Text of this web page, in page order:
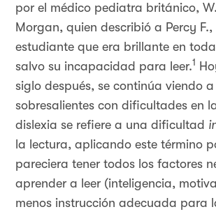
por el médico pediatra británico,
Morgan, quien describió a Percy F.,
estudiante que era brillante en
salvo su incapacidad para leer.1
siglo después, se continúa viendo
sobresalientes con dificultades en
dislexia se refiere a una dificultad
la lectura, aplicando este término
pareciera tener todos los factores
aprender a leer (inteligencia,
menos instrucción adecuada para